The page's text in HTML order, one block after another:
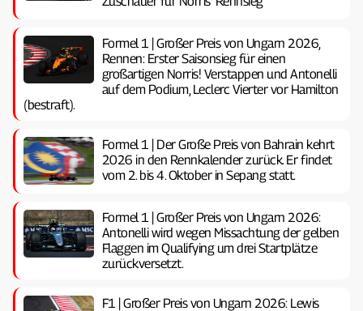
Formel 1 | Großer Preis von Ungarn 2026,
Rennen: Erster Saisonsieg für einen
großartigen Norris! Verstappen und Antonelli
auf dem Podium, Leclerc Vierter vor Hamilton
(bestraft).
Formel 1 | Der Große Preis von Bahrain kehrt
2026 in den Rennkalender zurück. Er findet
vom 2. bis 4. Oktober in Sepang statt.
Formel 1 | Großer Preis von Ungarn 2026:
Antonelli wird wegen Missachtung der gelben
Flaggen im Qualifying um drei Startplätze
zurückversetzt.
F1 | Großer Preis von Ungarn 2026: Lewis